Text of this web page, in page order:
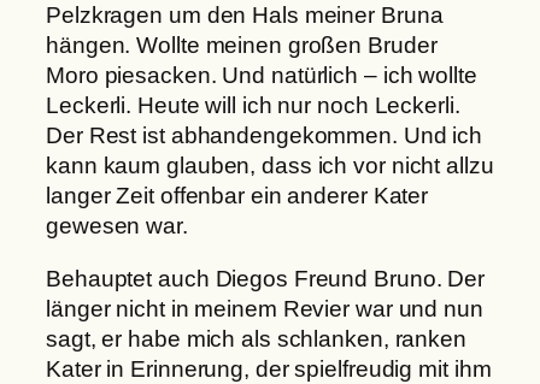
Pelzkragen um den Hals meiner Bruna
hängen. Wollte meinen großen Bruder
Moro piesacken. Und natürlich – ich wollte
Leckerli. Heute will ich nur noch Leckerli.
Der Rest ist abhandengekommen. Und ich
kann kaum glauben, dass ich vor nicht allzu
langer Zeit offenbar ein anderer Kater
gewesen war.
Behauptet auch Diegos Freund Bruno. Der
länger nicht in meinem Revier war und nun
sagt, er habe mich als schlanken, ranken
Kater in Erinnerung, der spielfreudig mit ihm